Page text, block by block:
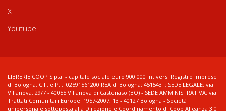
X
Youtube
LIBRERIE.COOP S.p.a. - capitale sociale euro 900.000 int.vers. Registro imprese
di Bologna, C.F. e P.I.: 02591561200 REA di Bologna: 451543 ; SEDE LEGALE: via
Villanova, 29/7 - 40055 Villanova di Castenaso (BO) - SEDE AMMINISTRATIVA: via
Trattati Comunitari Europei 1957-2007, 13 - 40127 Bologna - Società
unipersonale sottoposta alla Direzione e Coordinamento di Coop Alleanza 3.0